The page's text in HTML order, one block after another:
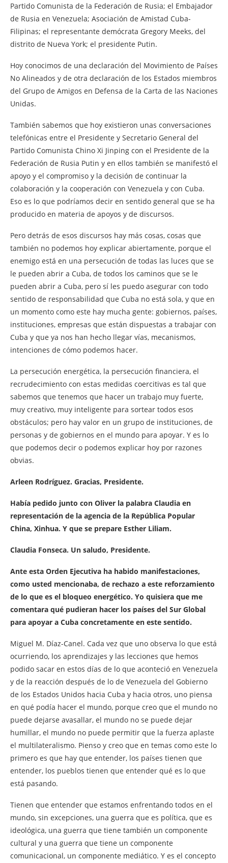
Partido Comunista de la Federación de Rusia; el Embajador
de Rusia en Venezuela; Asociación de Amistad Cuba-
Filipinas; el representante demócrata Gregory Meeks, del
distrito de Nueva York; el presidente Putin.
Hoy conocimos de una declaración del Movimiento de Países
No Alineados y de otra declaración de los Estados miembros
del Grupo de Amigos en Defensa de la Carta de las Naciones
Unidas.
También sabemos que hoy existieron unas conversaciones
telefónicas entre el Presidente y Secretario General del
Partido Comunista Chino Xi Jinping con el Presidente de la
Federación de Rusia Putin y en ellos también se manifestó el
apoyo y el compromiso y la decisión de continuar la
colaboración y la cooperación con Venezuela y con Cuba.
Eso es lo que podríamos decir en sentido general que se ha
producido en materia de apoyos y de discursos.
Pero detrás de esos discursos hay más cosas, cosas que
también no podemos hoy explicar abiertamente, porque el
enemigo está en una persecución de todas las luces que se
le pueden abrir a Cuba, de todos los caminos que se le
pueden abrir a Cuba, pero sí les puedo asegurar con todo
sentido de responsabilidad que Cuba no está sola, y que en
un momento como este hay mucha gente: gobiernos, países,
instituciones, empresas que están dispuestas a trabajar con
Cuba y que ya nos han hecho llegar vías, mecanismos,
intenciones de cómo podemos hacer.
La persecución energética, la persecución financiera, el
recrudecimiento con estas medidas coercitivas es tal que
sabemos que tenemos que hacer un trabajo muy fuerte,
muy creativo, muy inteligente para sortear todos esos
obstáculos; pero hay valor en un grupo de instituciones, de
personas y de gobiernos en el mundo para apoyar. Y es lo
que podemos decir o podemos explicar hoy por razones
obvias.
Arleen Rodríguez. Gracias, Presidente.
Había pedido junto con Oliver la palabra Claudia en
representación de la agencia de la República Popular
China, Xinhua. Y que se prepare Esther Liliam.
Claudia Fonseca. Un saludo, Presidente.
Ante esta Orden Ejecutiva ha habido manifestaciones,
como usted mencionaba, de rechazo a este reforzamiento
de lo que es el bloqueo energético. Yo quisiera que me
comentara qué pudieran hacer los países del Sur Global
para apoyar a Cuba concretamente en este sentido.
Miguel M. Díaz-Canel. Cada vez que uno observa lo que está
ocurriendo, los aprendizajes y las lecciones que hemos
podido sacar en estos días de lo que aconteció en Venezuela
y de la reacción después de lo de Venezuela del Gobierno
de los Estados Unidos hacia Cuba y hacia otros, uno piensa
en qué podía hacer el mundo, porque creo que el mundo no
puede dejarse avasallar, el mundo no se puede dejar
humillar, el mundo no puede permitir que la fuerza aplaste
el multilateralismo. Pienso y creo que en temas como este lo
primero es que hay que entender, los países tienen que
entender, los pueblos tienen que entender qué es lo que
está pasando.
Tienen que entender que estamos enfrentando todos en el
mundo, sin excepciones, una guerra que es política, que es
ideológica, una guerra que tiene también un componente
cultural y una guerra que tiene un componente
comunicacional, un componente mediático. Y es el concepto